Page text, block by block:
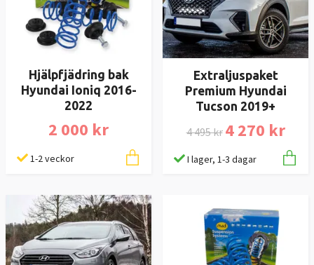
Hjälpfjädring bak
Hyundai Ioniq 2016-
2022
2 000 kr
1-2 veckor
Extraljuspaket
Premium Hyundai
Tucson 2019+
4 495 kr 4 270 kr
I lager, 1-3 dagar